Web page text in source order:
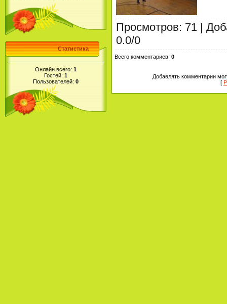
Статистика
Онлайн всего: 1
Гостей: 1
Пользователей: 0
Просмотров: 71 |
0.0/0
Всего комментариев: 0
Добавлять комментарии
[